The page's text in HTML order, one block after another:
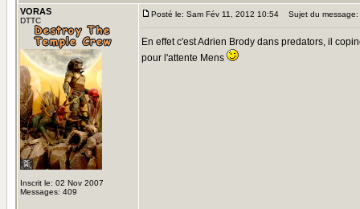
VORAS
DTTC
Inscrit le: 02 Nov 2007
Messages: 409
Posté le: Sam Fév 11, 2012 10:54 Sujet du message:
En effet c'est Adrien Brody dans predators, il
pour l'attente Mens